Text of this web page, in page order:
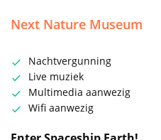
Next Nature Museum
Nachtvergunning
Live muziek
Multimedia aanwezig
Wifi aanwezig